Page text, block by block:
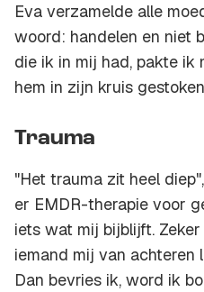
Eva verzamelde alle
woord: handelen en niet
die ik in mij had, pakte ik
hem in zijn kruis
Trauma
"Het trauma zit heel
er EMDR-therapie voor
iets wat mij bijblijft.
iemand mij van achteren
Dan bevries ik, word ik